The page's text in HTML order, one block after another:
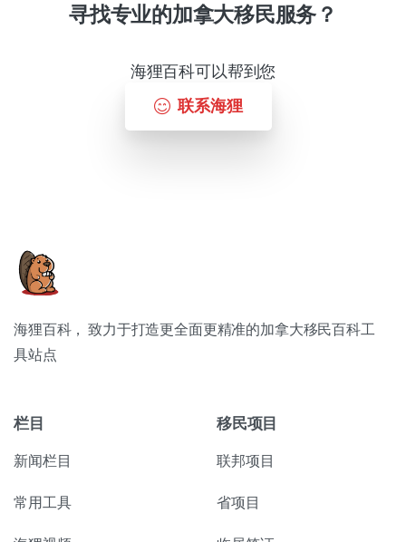
寻找专业的加拿大移民服务？
海狸百科可以帮到您
联系海狸
海狸百科， 致力于打造更全面更精准的加拿大移民百科工
具站点
栏目
新闻栏目
常用工具
移民项目
联邦项目
省项目